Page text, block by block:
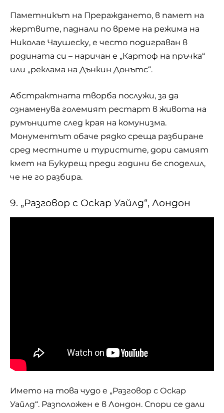
Паметникът на Прераждането, в памет на
жертвите, паднали по време на режима на
Николае Чаушеску, е често подиграван в
родината си – наричан е „Картоф на пръчка“
или „реклама на Дънкин Донътс“.
Абстрактната творба послужи, за да
ознаменува големият рестарт в живота на
румънците след края на комунизма.
Монументът обаче рядко среща разбиране
сред местните и туристите, дори самият
кмет на Букурещ преди години бе споделил,
че не го разбира.
9. „Разговор с Оскар Уайлд“, Лондон
Името на това чудо е „Разговор с Оскар
Уайлд“. Разположен е в Лондон. Спори се дали